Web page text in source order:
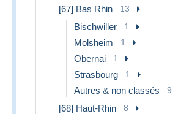
[67] Bas Rhin 13
Bischwiller 1
Molsheim 1
Obernai 1
Strasbourg 1
Autres & non classés 9
[68] Haut-Rhin 8